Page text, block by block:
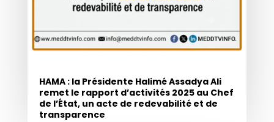
HAMA : la Présidente Halimé Assadya Ali
remet le rapport d’activités 2025 au Chef
de l’État, un acte de redevabilité et de
transparence